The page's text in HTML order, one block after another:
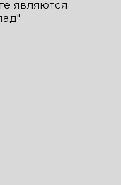
являются